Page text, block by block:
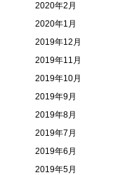
2020年2月
2020年1月
2019年12月
2019年11月
2019年10月
2019年9月
2019年8月
2019年7月
2019年6月
2019年5月